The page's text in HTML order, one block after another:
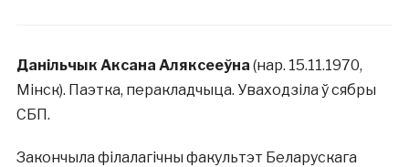
Данільчык Аксана Аляксееўна (нар. 15.11.1970,
Мінск). Паэтка, перакладчыца. Уваходзіла ў сябры
СБП.
Закончыла філалагічны факультэт Беларускага